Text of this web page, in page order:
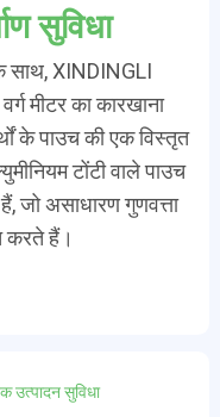
सुविधा
साथ, XINDINGLI
मीटर का कारखाना
के पाउच की एक विस्तृत
टोंटी वाले पाउच
जो असाधारण गुणवत्ता
करते हैं।